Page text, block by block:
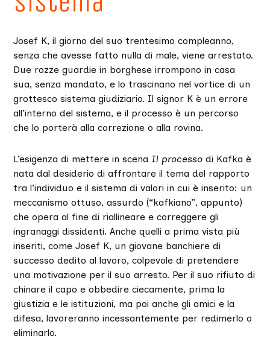
Josef K, il giorno del suo trentesimo compleanno,
senza che avesse fatto nulla di male, viene arrestato.
Due rozze guardie in borghese irrompono in casa
sua, senza mandato, e lo trascinano nel vortice di un
grottesco sistema giudiziario. Il signor K è un errore
all’interno del sistema, e il processo è un percorso
che lo porterà alla correzione o alla rovina.
L’esigenza di mettere in scenaIl processo di Kafka è
nata dal desiderio di affrontare il tema del rapporto
tra l’individuo e il sistema di valori in cui è inserito: un
meccanismo ottuso, assurdo (“kafkiano”, appunto)
che opera al fine di riallineare e correggere gli
ingranaggi dissidenti. Anche quelli a prima vista più
inseriti, come Josef K, un giovane banchiere di
successo dedito al lavoro, colpevole di pretendere
una motivazione per il suo arresto. Per il suo rifiuto di
chinare il capo e obbedire ciecamente, prima la
giustizia e le istituzioni, ma poi anche gli amici e la
difesa, lavoreranno incessantemente per redimerlo o
eliminarlo.